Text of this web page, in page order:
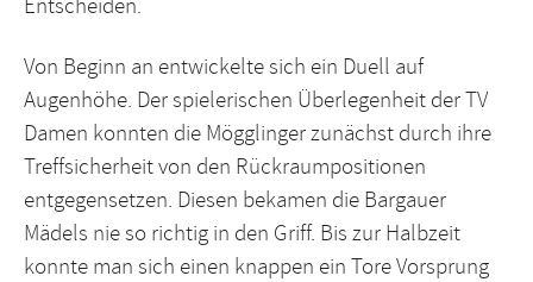
Entscheiden.
Von Beginn an entwickelte sich ein Duell auf
Augenhöhe. Der spielerischen Überlegenheit der TV
Damen konnten die Mögglinger zunächst durch ihre
Treffsicherheit von den Rückraumpositionen
entgegensetzen. Diesen bekamen die Bargauer
Mädels nie so richtig in den Griff. Bis zur Halbzeit
konnte man sich einen knappen ein Tore Vorsprung